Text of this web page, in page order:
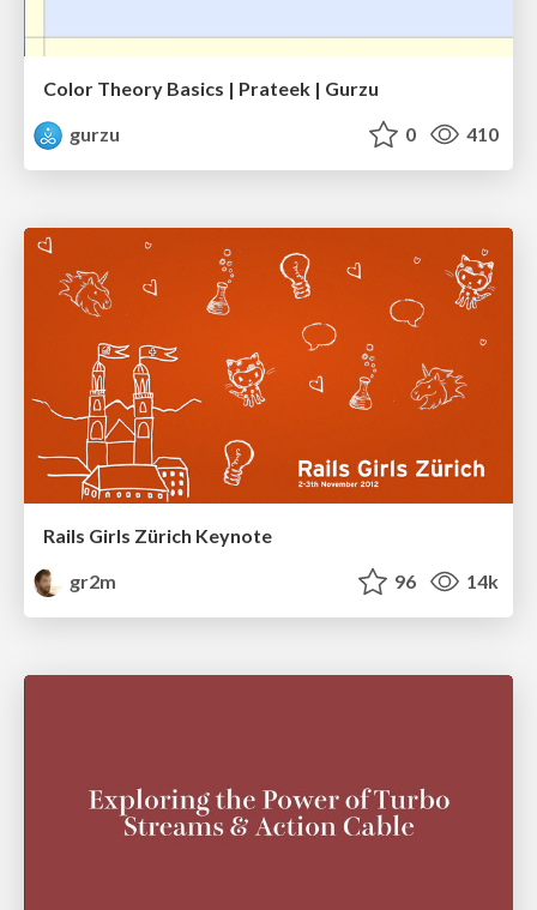
Color Theory Basics | Prateek | Gurzu
gurzu
0 410
Rails Girls Zürich Keynote
gr2m
96 14k